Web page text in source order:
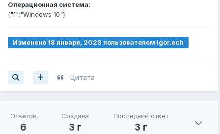
Операционная система:
{"1":"Windows 10"}
Изменено 18 января, 2023 пользователем igor.ech
Цитата
Ответов
6
Создана
3 г
Последний ответ
3 г